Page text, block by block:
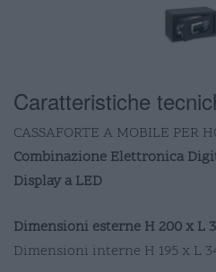
Caratteristiche
CASSAFORTE A MOBILE PER
Combinazione Elettronica
Display a LED
Dimensioni esterne H 200 x L
Dimensioni interne H 195 x L